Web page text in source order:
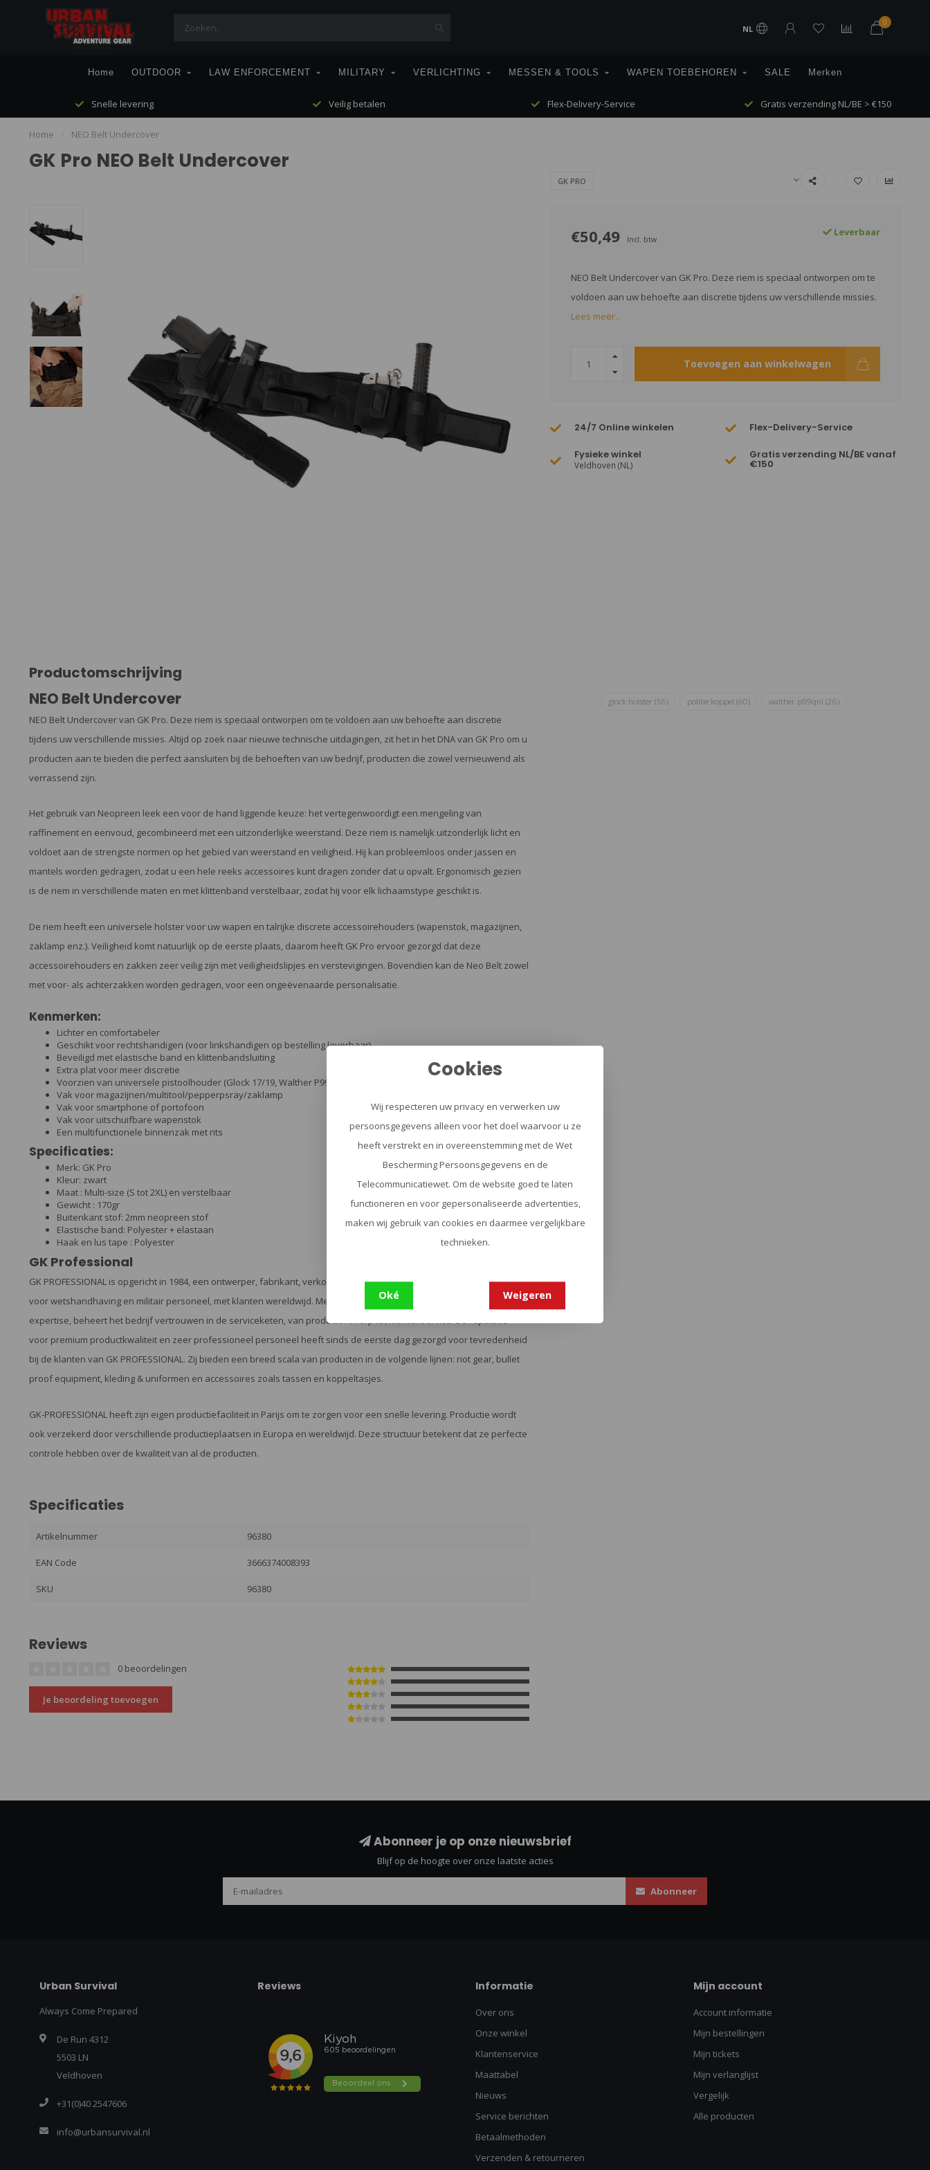
NL
0
Home OUTDOOR LAW ENFORCEMENT MILITARY VERLICHTING MESSEN & TOOLS WAPEN TOEBEHOREN SALE Merken
Snelle levering Veilig betalen Flex-Delivery-Service Gratis verzending NL/BE > €150
Home NEO Belt Undercover
GK Pro NEO Belt Undercover
GK PRO
€50,49 Incl. btw
Leverbaar
NEO Belt Undercover van GK Pro. Deze riem is speciaal ontworpen om te
voldoen aan uw behoefte aan discretie tijdens uw verschillende missies.
Lees meer..
Toevoegen aan winkelwagen
24/7 Online winkelen Flex-Delivery-Service
Fysieke winkel
Veldhoven (NL)
Gratis verzending NL/BE vanaf
€150
Productomschrijving
NEO Belt Undercover
NEO Belt Undercover van GK Pro. Deze riem is speciaal ontworpen om te voldoen aan uw behoefte aan discretie
tijdens uw verschillende missies. Altijd op zoek naar nieuwe technische uitdagingen, zit het in het DNA van GK Pro om u
producten aan te bieden die perfect aansluiten bij de behoeften van uw bedrijf, producten die zowel vernieuwend als
verrassend zijn.
Het gebruik van Neopreen leek een voor de hand liggende keuze: het vertegenwoordigt een mengeling van
raffinement en eenvoud, gecombineerd met een uitzonderlijke weerstand. Deze riem is namelijk uitzonderlijk licht en
voldoet aan de strengste normen op het gebied van weerstand en veiligheid. Hij kan probleemloos onder jassen en
mantels worden gedragen, zodat u een hele reeks accessoires kunt dragen zonder dat u opvalt. Ergonomisch gezien
is de riem in verschillende maten en met klittenband verstelbaar, zodat hij voor elk lichaamstype geschikt is.
De riem heeft een universele holster voor uw wapen en talrijke discrete accessoirehouders (wapenstok, magazijnen,
zaklamp enz.). Veiligheid komt natuurlijk op de eerste plaats, daarom heeft GK Pro ervoor gezorgd dat deze
accessoirehouders en zakken zeer veilig zijn met veiligheidslipjes en verstevigingen. Bovendien kan de Neo Belt zowel
met voor- als achterzakken worden gedragen, voor een ongeëvenaarde personalisatie.
Kenmerken:
Lichter en comfortabeler
Geschikt voor rechtshandigen (voor linkshandigen op bestelling leverbaar)
Beveiligd met elastische band en klittenbandsluiting
Extra plat voor meer discretie
Voorzien van universele pistoolhouder (Glock 17/19, Walther P99QNL, S&W MP9
Vak voor magazijnen/multitool/pepperpsray/zaklamp
Vak voor smartphone of portofoon
Vak voor uitschuifbare wapenstok
Een multifunctionele binnenzak met rits
Specificaties:
Merk: GK Pro
Kleur: zwart
Maat : Multi-size (S tot 2XL) en verstelbaar
Gewicht : 170gr
Buitenkant stof: 2mm neopreen stof
Elastische band: Polyester + elastaan
Haak en lus tape : Polyester
GK Professional
GK PROFESSIONAL is opgericht in 1984, een ontwerper, fabrikant, verkoper en distributeur van duty en tactical gear
voor wetshandhaving en militair personeel, met klanten wereldwijd. Met meer dan dertig jaar ervaring en met veel
expertise, beheert het bedrijf vertrouwen in de serviceketen, van productontwerp tot klantenservice. De reputatie
voor premium productkwaliteit en zeer professioneel personeel heeft sinds de eerste dag gezorgd voor tevredenheid
bij de klanten van GK PROFESSIONAL. Zij bieden een breed scala van producten in de volgende lijnen: riot gear, bullet
proof equipment, kleding & uniformen en accessoires zoals tassen en koppeltasjes.
GK-PROFESSIONAL heeft zijn eigen productiefaciliteit in Parijs om te zorgen voor een snelle levering. Productie wordt
ook verzekerd door verschillende productieplaatsen in Europa en wereldwijd. Deze structuur betekent dat ze perfecte
controle hebben over de kwaliteit van al de producten.
Specificaties
Artikelnummer 96380
EAN Code 3666374008393
SKU 96380
Reviews
0 beoordelingen
Je beoordeling toevoegen
glock holster (56) politie koppel (60) walther p99qnl (26)
Abonneer je op onze nieuwsbrief
Blijf op de hoogte over onze laatste acties
Abonneer
Urban Survival
Always Come Prepared
De Run 4312
5503 LN
Veldhoven
+31(0)40 2547606
info@urbansurvival.nl
Reviews Informatie
Over ons
Onze winkel
Klantenservice
Maattabel
Nieuws
Service berichten
Betaalmethoden
Verzenden & retourneren
Mijn account
Account informatie
Mijn bestellingen
Mijn tickets
Mijn verlanglijst
Vergelijk
Alle producten
Cookies
Wij respecteren uw privacy en verwerken uw
persoonsgegevens alleen voor het doel waarvoor u ze
heeft verstrekt en in overeenstemming met de Wet
Bescherming Persoonsgegevens en de
Telecommunicatiewet. Om de website goed te laten
functioneren en voor gepersonaliseerde advertenties,
maken wij gebruik van cookies en daarmee vergelijkbare
technieken.
Oké Weigeren